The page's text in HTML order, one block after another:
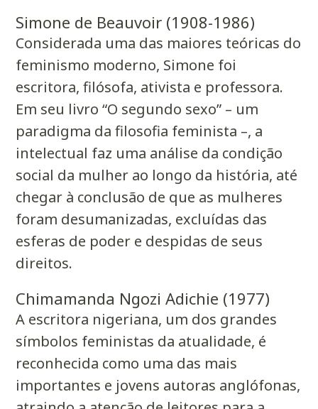
Simone de Beauvoir (1908-1986)
Considerada uma das maiores teóricas do
feminismo moderno, Simone foi
escritora, filósofa, ativista e professora.
Em seu livro “O segundo sexo” – um
paradigma dafilosofia feminista –, a
intelectual faz uma análise da condição
social da mulher ao longo da história, até
chegar à conclusão de que as mulheres
foram desumanizadas, excluídas das
esferas de poder e despidas de seus
direitos.
Chimamanda Ngozi Adichie (1977)
A escritora nigeriana, um dos grandes
símbolos feministas da atualidade, é
reconhecida como uma das mais
importantes e jovens autoras anglófonas,